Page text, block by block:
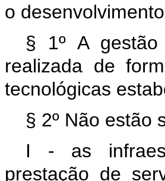
o
§ 1º A
realizada de
tecnológicas
§ 2º Não estão
I - as
prestação de